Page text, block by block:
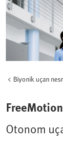
Biyonik uçan
Otonom